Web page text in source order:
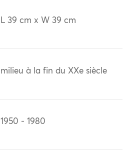
L 39 cm x W 39 cm
milieu à la fin du XXe siècle
1950 - 1980